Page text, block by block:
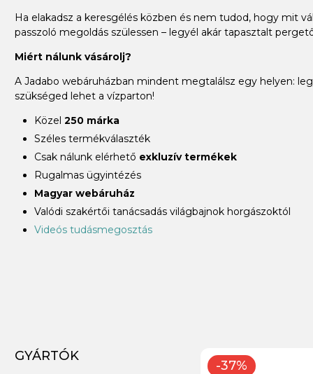
Ha elakadsz a keresgélés közben és nem tudod, hogy mit
passzoló megoldás szülessen – legyél akár tapasztalt
Miért nálunk vásárolj?
A Jadabo webáruházban mindent megtalálsz egy helyen:
szükséged lehet a vízparton!
Közel 250 márka
Széles termékválaszték
Csak nálunk elérhető exkluzív termékek
Rugalmas ügyintézés
Magyar webáruház
Valódi szakértői tanácsadás világbajnok horgászoktól
Videós tudásmegosztás
GYÁRTÓK
-37%